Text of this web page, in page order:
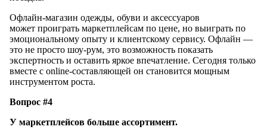
Офлайн-магазин одежды, обуви и аксессуаров
может проиграть маркетплейсам по цене, но выиграть по
эмоциональному опыту и клиентскому сервису. Офлайн —
это не просто шоу‑рум, это возможность показать
экспертность и оставить яркое впечатление. Сегодня только
вместе с online‑составляющей он становится мощным
инструментом роста.
Вопрос #4
У маркетплейсов больше ассортимент.